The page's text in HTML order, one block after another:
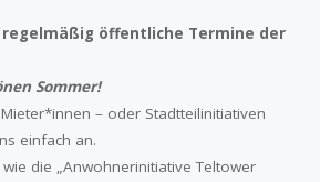
regelmäßig öffentliche Termine der
Sommer!
– oder Stadtteilinitiativen
einfach an.
die „Anwohnerinitiative Teltower